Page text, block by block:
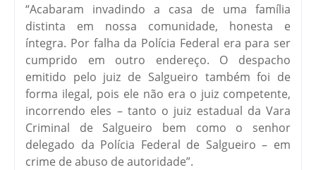
“Acabaram invadindo a casa de uma família
distinta em nossa comunidade, honesta e
íntegra. Por falha da Polícia Federal era para ser
cumprido em outro endereço. O despacho
emitido pelo juiz de Salgueiro também foi de
forma ilegal, pois ele não era o juiz competente,
incorrendo eles – tanto o juiz estadual da Vara
Criminal de Salgueiro bem como o senhor
delegado da Polícia Federal de Salgueiro – em
crime de abuso de autoridade”.